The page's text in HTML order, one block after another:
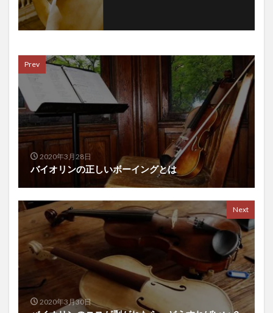
Prev
2020年3月28日
バイオリンの正しいボーイングとは
Next
2020年3月30日